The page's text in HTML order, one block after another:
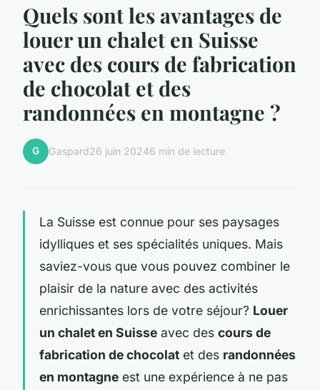
Quels sont les avantages de
louer un chalet en Suisse
avec des cours de fabrication
de chocolat et des
randonnées en montagne ?
G Gaspard26 juin 20246 min de lecture
La Suisse est connue pour ses paysages
idylliques et ses spécialités uniques. Mais
saviez-vous que vous pouvez combiner le
plaisir de la nature avec des activités
enrichissantes lors de votre séjour? Louer
un chalet en Suisse avec des cours de
fabrication de chocolat et des randonnées
en montagne est une expérience à ne pas